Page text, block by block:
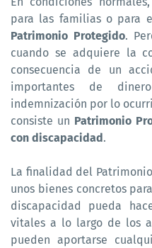
para las familias o para
Patrimonio Protegido.
cuando se adquiere la
consecuencia de un
importantes de
indemnización por lo
consiste un Patrimonio
con discapacidad.
La finalidad del
unos bienes concretos
discapacidad pueda
vitales a lo largo de los
pueden aportarse